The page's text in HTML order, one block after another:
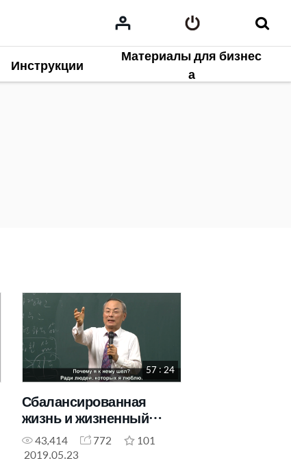
Инструкции
Материалы для бизнес
а
57 : 24
Сбалансированная
жизнь и жизненный
сценарий
43,414 772
101
2019.05.23